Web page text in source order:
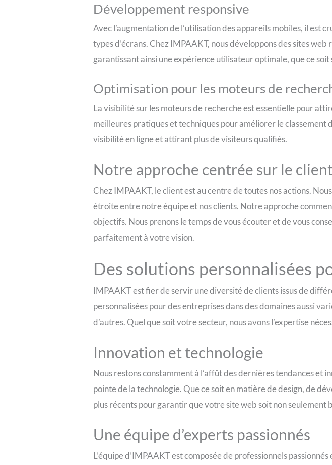
Développement responsive
Avec l’augmentation de l’utilisation des appareils mobiles, il est
types d’écrans. Chez IMPAAKT, nous développons des sites
garantissant ainsi une expérience utilisateur optimale, que ce
Optimisation pour les moteurs de
La visibilité sur les moteurs de recherche est essentielle pour
meilleures pratiques et techniques pour améliorer le
visibilité en ligne et attirant plus de visiteurs qualifiés.
Notre approche centrée sur le
Chez IMPAAKT, le client est au centre de toutes nos actions.
étroite entre notre équipe et nos clients. Notre approche
objectifs. Nous prenons le temps de vous écouter et de vous
parfaitement à votre vision.
Des solutions personnalisées
IMPAAKT est fier de servir une diversité de clients issus de
personnalisées pour des entreprises dans des domaines aussi
d’autres. Quel que soit votre secteur, nous avons l’expertise
Innovation et technologie
Nous restons constamment à l’affût des dernières tendances et
pointe de la technologie. Que ce soit en matière de design, de
plus récents pour garantir que votre site web soit non
Une équipe d’experts passionnés
L’équipe d’IMPAAKT est composée de professionnels